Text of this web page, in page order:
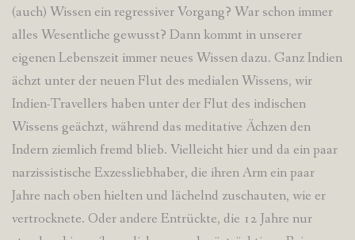
(auch) Wissen ein regressiver Vorgang? War schon immer
alles Wesentliche gewusst? Dann kommt in unserer
eigenen Lebenszeit immer neues Wissen dazu. Ganz Indien
ächzt unter der neuen Flut des medialen Wissens, wir
Indien-Travellers haben unter der Flut des indischen
Wissens geächzt, während das meditative Ächzen den
Indern ziemlich fremd blieb. Vielleicht hier und da ein paar
narzissistische Exzessliebhaber, die ihren Arm ein paar
Jahre nach oben hielten und lächelnd zuschauten, wie er
vertrocknete. Oder andere Entrückte, die 12 Jahre nur